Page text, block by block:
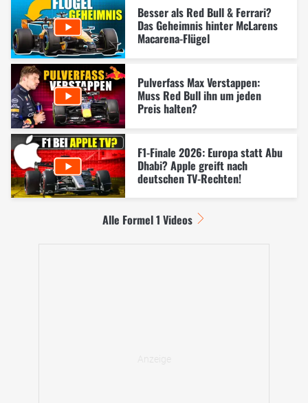
Besser als Red Bull & Ferrari?
Das Geheimnis hinter McLarens
Macarena-Flügel
Pulverfass Max Verstappen:
Muss Red Bull ihn um jeden
Preis halten?
F1-Finale 2026: Europa statt Abu
Dhabi? Apple greift nach
deutschen TV-Rechten!
Alle Formel 1 Videos